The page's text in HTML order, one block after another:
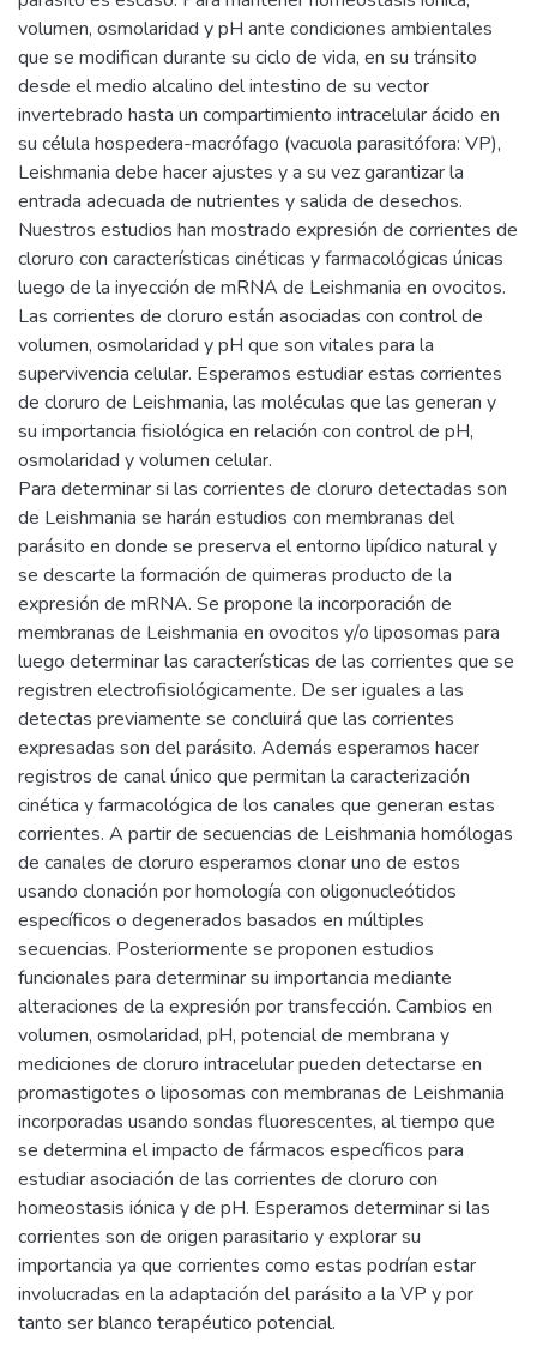
volumen, osmolaridad y pH ante condiciones ambientales
que se modifican durante su ciclo de vida, en su tránsito
desde el medio alcalino del intestino de su vector
invertebrado hasta un compartimiento intracelular ácido en
su célula hospedera-macrófago (vacuola parasitófora: VP),
Leishmania debe hacer ajustes y a su vez garantizar la
entrada adecuada de nutrientes y salida de desechos.
Nuestros estudios han mostrado expresión de corrientes de
cloruro con características cinéticas y farmacológicas únicas
luego de la inyección de mRNA de Leishmania en ovocitos.
Las corrientes de cloruro están asociadas con control de
volumen, osmolaridad y pH que son vitales para la
supervivencia celular. Esperamos estudiar estas corrientes
de cloruro de Leishmania, las moléculas que las generan y
su importancia fisiológica en relación con control de pH,
osmolaridad y volumen celular.
Para determinar si las corrientes de cloruro detectadas son
de Leishmania se harán estudios con membranas del
parásito en donde se preserva el entorno lipídico natural y
se descarte la formación de quimeras producto de la
expresión de mRNA. Se propone la incorporación de
membranas de Leishmania en ovocitos y/o liposomas para
luego determinar las características de las corrientes que se
registren electrofisiológicamente. De ser iguales a las
detectas previamente se concluirá que las corrientes
expresadas son del parásito. Además esperamos hacer
registros de canal único que permitan la caracterización
cinética y farmacológica de los canales que generan estas
corrientes. A partir de secuencias de Leishmania homólogas
de canales de cloruro esperamos clonar uno de estos
usando clonación por homología con oligonucleótidos
específicos o degenerados basados en múltiples
secuencias. Posteriormente se proponen estudios
funcionales para determinar su importancia mediante
alteraciones de la expresión por transfección. Cambios en
volumen, osmolaridad, pH, potencial de membrana y
mediciones de cloruro intracelular pueden detectarse en
promastigotes o liposomas con membranas de Leishmania
incorporadas usando sondas fluorescentes, al tiempo que
se determina el impacto de fármacos específicos para
estudiar asociación de las corrientes de cloruro con
homeostasis iónica y de pH. Esperamos determinar si las
corrientes son de origen parasitario y explorar su
importancia ya que corrientes como estas podrían estar
involucradas en la adaptación del parásito a la VP y por
tanto ser blanco terapéutico potencial.